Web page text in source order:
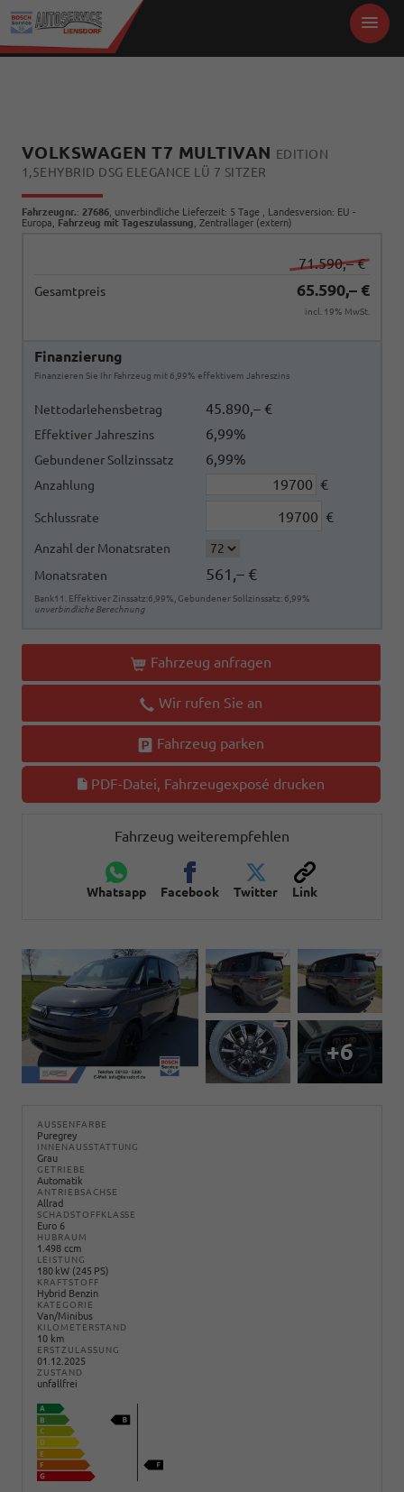
VOLKSWAGEN T7 MULTIVAN EDITION
1,5EHYBRID DSG ELEGANCE LÜ 7 SITZER
Fahrzeugnr.: 27686 , unverbindliche Lieferzeit: 5 Tage , Landesversion: EU -
Europa, Fahrzeug mit Tageszulassung , Zentrallager (extern)
71.590,– €
Gesamtpreis 65.590,– €
incl. 19% MwSt.
Finanzierung
Finanzieren Sie Ihr Fahrzeug mit 6,99% effektivem Jahreszins
Nettodarlehensbetrag 45.890,– €
Effektiver Jahreszins 6,99%
Gebundener Sollzinssatz 6,99%
Anzahlung €
Schlussrate €
Anzahl der Monatsraten
Monatsraten
561,– €
Bank11. Effektiver Zinssatz:6,99%, Gebundener Sollzinssatz: 6,99%
unverbindliche Berechnung
Fahrzeug anfragen
Wir rufen Sie an
Fahrzeug parken
PDF-Datei, Fahrzeugexposé drucken
Fahrzeug weiterempfehlen
Whatsapp Facebook Twitter Link
+6
AUSSENFARBE
Puregrey
INNENAUSSTATTUNG
Grau
GETRIEBE
Automatik
ANTRIEBSACHSE
Allrad
SCHADSTOFFKLASSE
Euro 6
HUBRAUM
1.498 ccm
LEISTUNG
180 kW (245 PS)
KRAFTSTOFF
Hybrid Benzin
KATEGORIE
Van/Minibus
KILOMETERSTAND
10 km
ERSTZULASSUNG
01.12.2025
ZUSTAND
unfallfrei